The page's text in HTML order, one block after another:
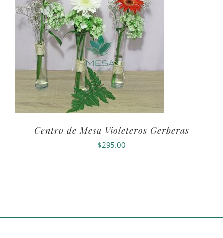
Centro de Mesa Violeteros Gerberas
$295.00